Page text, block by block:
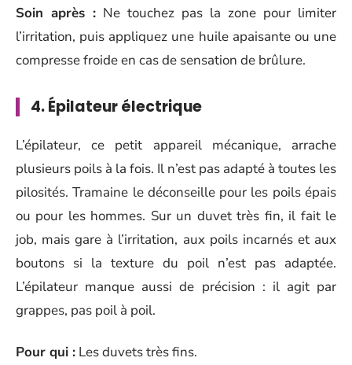
Soin après : Ne touchez pas la zone pour limiter
l’irritation, puis appliquez une huile apaisante ou une
compresse froide en cas de sensation de brûlure.
4. Épilateur électrique
L’épilateur, ce petit appareil mécanique, arrache
plusieurs poils à la fois. Il n’est pas adapté à toutes les
pilosités. Tramaine le déconseille pour les poils épais
ou pour les hommes. Sur un duvet très fin, il fait le
job, mais gare à l’irritation, aux poils incarnés et aux
boutons si la texture du poil n’est pas adaptée.
L’épilateur manque aussi de précision : il agit par
grappes, pas poil à poil.
Pour qui : Les duvets très fins.